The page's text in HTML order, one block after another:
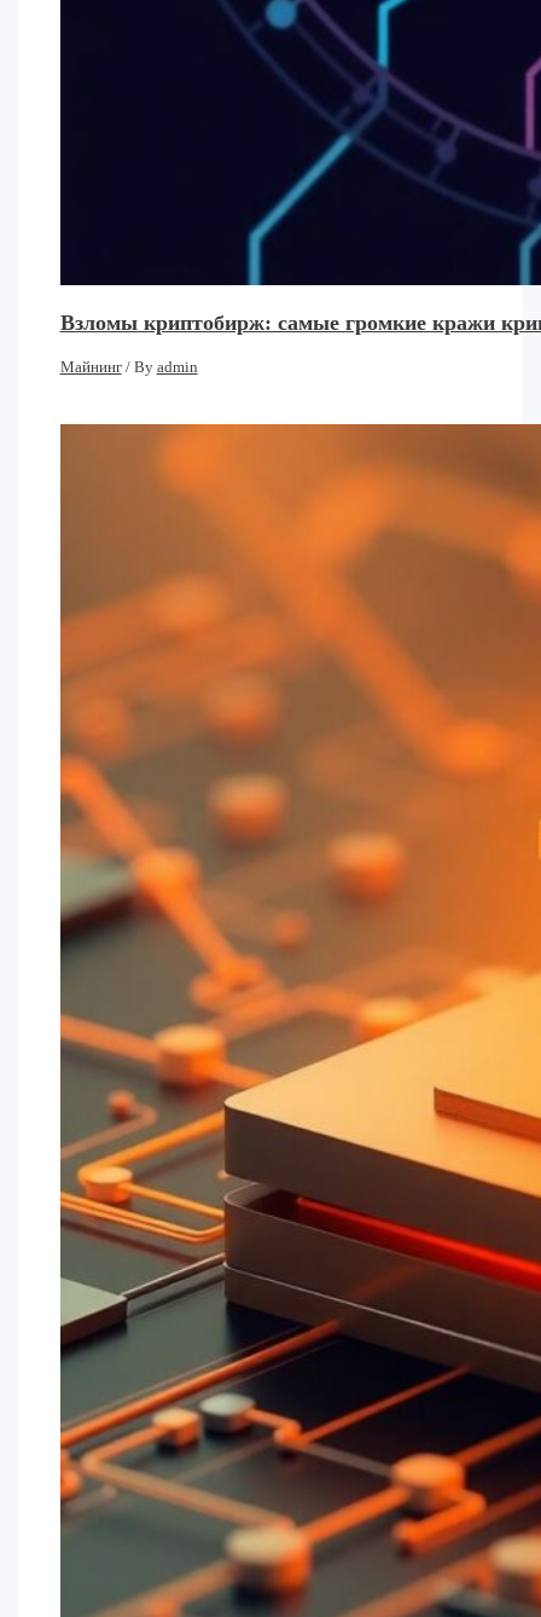
Взломы криптобирж: самые громкие кражи
Майнинг/ By admin